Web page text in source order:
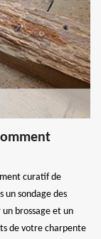
curatif de
un sondage des
brossage et un
de votre charpente